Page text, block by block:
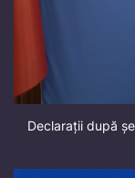
Declarații după